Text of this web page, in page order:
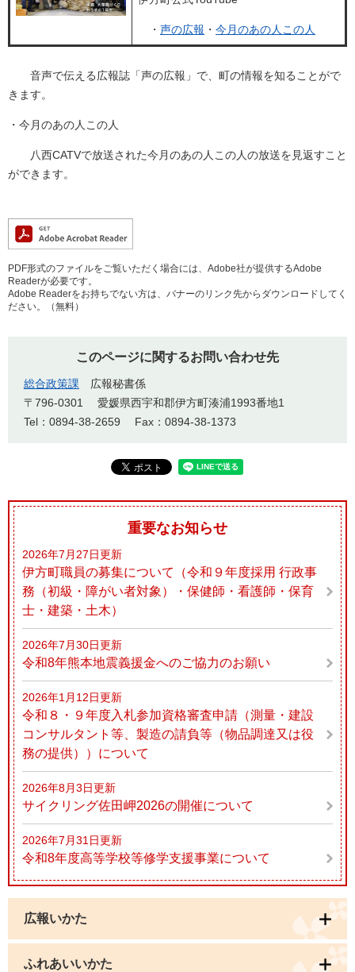
・ 声の広報 ・ 今月のあの人この人
音声で伝える広報誌「声の広報」で、町の情報を知ることがで
きます。
・今月のあの人この人
八西CATVで放送された今月のあの人この人の放送を見返すこと
ができます。
PDF形式のファイルをご覧いただく場合には、Adobe社が提供するAdobe
Readerが必要です。
Adobe Readerをお持ちでない方は、バナーのリンク先からダウンロードしてく
ださい。（無料）
このページに関するお問い合わせ先
総合政策課
広報秘書係
〒796-0301
愛媛県西宇和郡伊方町湊浦1993番地1
Tel：0894-38-2659
Fax：0894-38-1373
重要なお知らせ
2026年7月27日更新
伊方町職員の募集について（令和９年度採用 行政事
務（初級・障がい者対象）・保健師・看護師・保育
士・建築・土木）
2026年7月30日更新
令和8年熊本地震義援金へのご協力のお願い
2026年1月12日更新
令和８・９年度入札参加資格審査申請（測量・建設
コンサルタント等、製造の請負等（物品調達又は役
務の提供））について
2026年8月3日更新
サイクリング佐田岬2026の開催について
2026年7月31日更新
令和8年度高等学校等修学支援事業について
広報いかた
ふれあいいかた